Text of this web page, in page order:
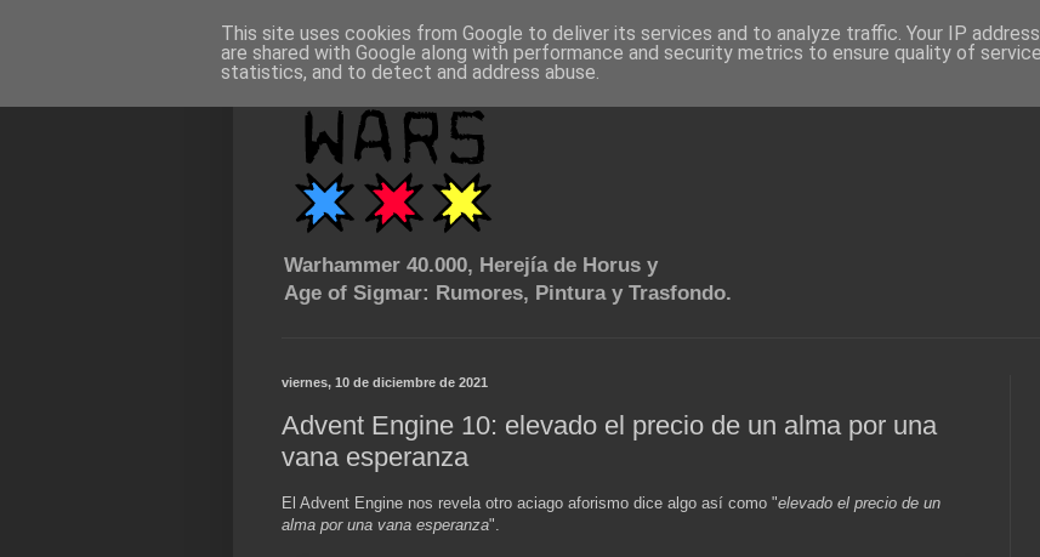
Warhammer 40.000, Herejía de Horus y
Age of Sigmar: Rumores, Pintura y Trasfondo.
viernes, 10 de diciembre de 2021
Advent Engine 10: elevado el precio de un alma por una
vana esperanza
El Advent Engine nos revela otro aciago aforismo dice algo así como "elevado el precio de un
alma por una vana esperanza".
This site uses cookies from Google to deliver its services and to analyze traffic. Your IP
are shared with Google along with performance and security metrics to ensure quality of
statistics, and to detect and address abuse.